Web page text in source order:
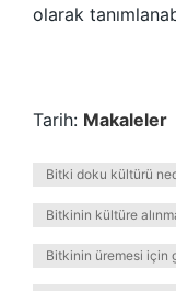
olarak
Tarih: Makaleler
Bitki doku kültürü
Bitkinin kültüre
Bitkinin üremesi için